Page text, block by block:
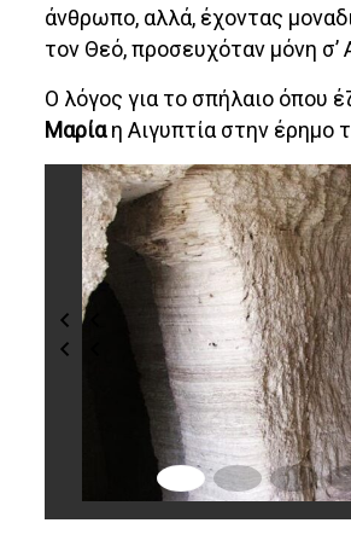
άνθρωπο, αλλά, έχοντας
τον Θεό, προσευχόταν μόνη σ’
Ο λόγος για το σπήλαιο όπου
Μαρίαη Αιγυπτία στην έρημο